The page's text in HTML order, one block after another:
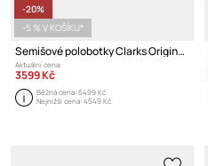
-20%
-5 % V KOŠÍKU*
Semišové polobotky Clarks Originals Walla Scout Lo
Aktuální cena:
3599 Kč
Běžná cena:6499 Kč
Nejnižší cena:4549 Kč